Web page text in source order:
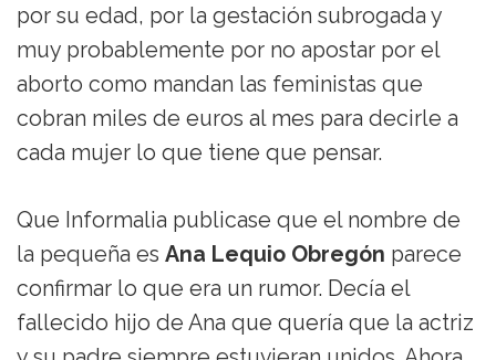
por su edad, por la gestación subrogada y
muy probablemente por no apostar por el
aborto como mandan las feministas que
cobran miles de euros al mes para decirle a
cada mujer lo que tiene que pensar.
Que Informalia publicase que el nombre de
la pequeña es Ana Lequio Obregón parece
confirmar lo que era un rumor. Decía el
fallecido hijo de Ana que quería que la actriz